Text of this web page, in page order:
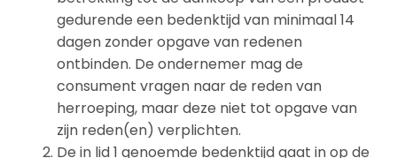
gedurende een bedenktijd van minimaal 14
dagen zonder opgave van redenen
ontbinden. De ondernemer mag de
consument vragen naar de reden van
herroeping, maar deze niet tot opgave van
zijn reden(en) verplichten.
De in lid 1 genoemde bedenktijd gaat in op de